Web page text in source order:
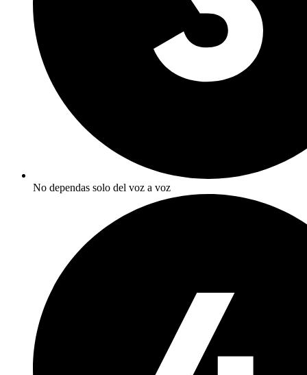
No dependas solo del voz a voz